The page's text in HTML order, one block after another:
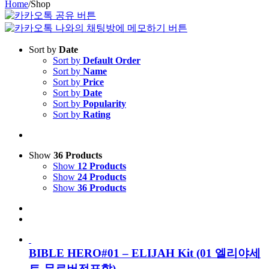
Home/Shop
Sort by Date
Sort by Default Order
Sort by Name
Sort by Price
Sort by Date
Sort by Popularity
Sort by Rating
Show 36 Products
Show 12 Products
Show 24 Products
Show 36 Products
BIBLE HERO#01 – ELIJAH Kit (01 엘리야세